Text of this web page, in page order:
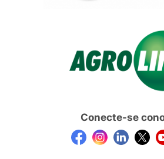
Conecte-se